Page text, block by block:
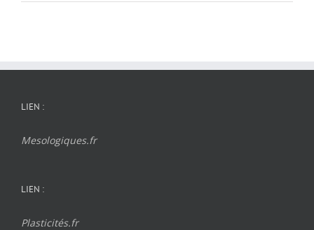
LIEN :
Mesologiques.fr
LIEN :
Plasticités.fr